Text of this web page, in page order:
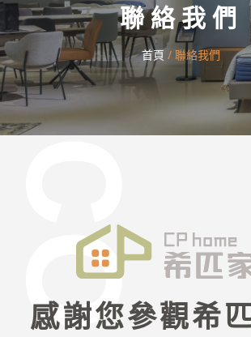
聯絡我們
首頁 / 聯絡我們
感謝您參觀希